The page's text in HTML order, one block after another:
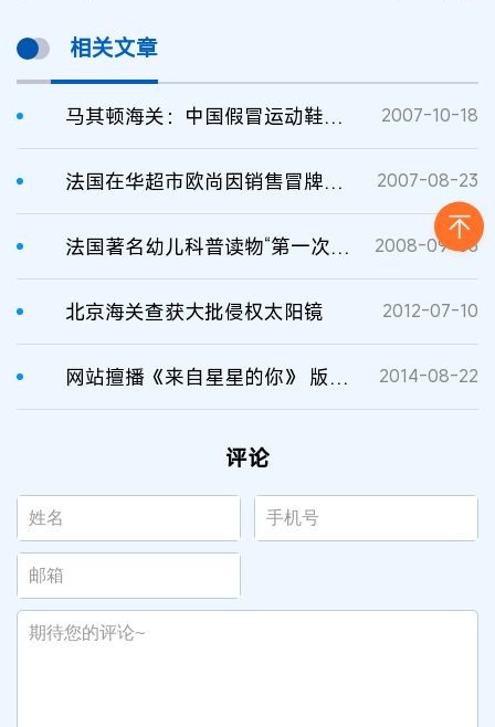
相关文章
马其顿海关：中国假冒运动鞋难发现 2007-10-18
法国在华超市欧尚因销售冒牌产品受罚 2007-08-23
法国著名幼儿科普读物“第一次发现”版权引入中国 2008-09-03
北京海关查获大批侵权太阳镜 2012-07-10
网站擅播《来自星星的你》 版权方索赔150万 2014-08-22
评论